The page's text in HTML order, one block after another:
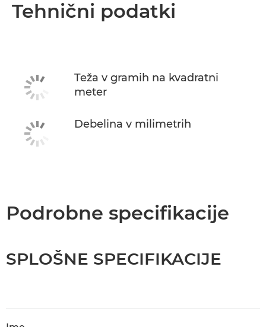
Tehnični podatki
Teža v gramih na kvadratni
meter
Debelina v milimetrih
Podrobne specifikacije
SPLOŠNE SPECIFIKACIJE